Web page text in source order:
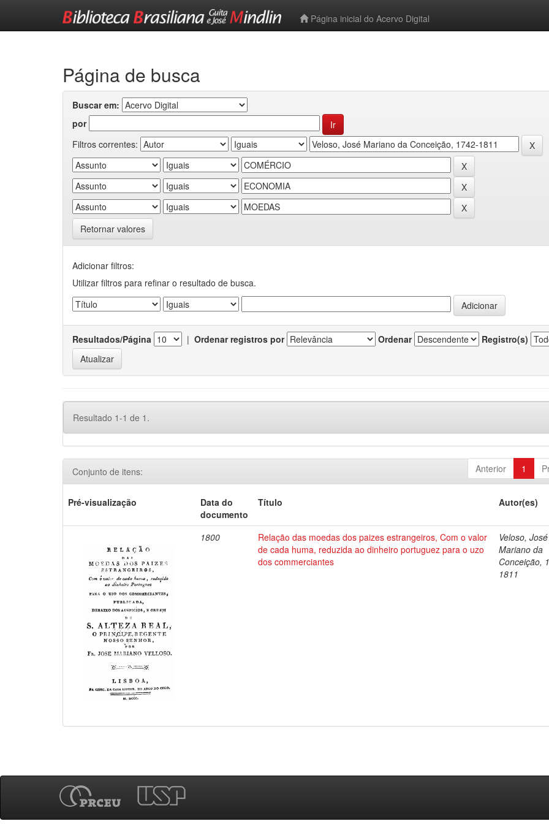
Página inicial do Acervo Digital
Página de busca
Buscar em:
por
Filtros correntes:
Retornar valores
Adicionar filtros:
Utilizar filtros para refinar o resultado de busca.
Resultados/Página | Ordenar registros por Ordenar Registro(s)
Resultado 1-1 de 1.
Anterior 1
Conjunto de itens:
Pré-visualização
Data do
documento
Título Autor(es)
1800
Relação das moedas dos paizes estrangeiros, Com o valor
de cada huma, reduzida ao dinheiro portuguez para o uzo
dos commerciantes
Veloso, José
Mariano da
Conceição,
1811